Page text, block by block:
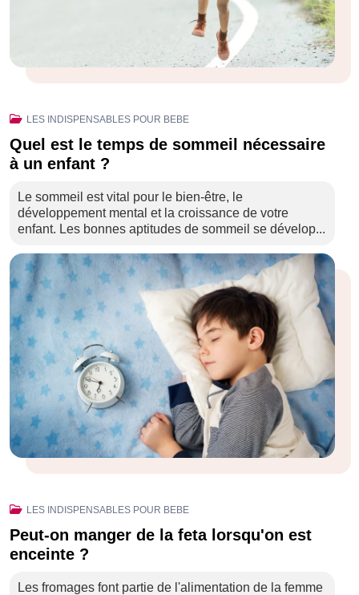
LES INDISPENSABLES POUR BEBE
Quel est le temps de sommeil nécessaire
à un enfant ?
Le sommeil est vital pour le bien-être, le
développement mental et la croissance de votre
enfant. Les bonnes aptitudes de sommeil se dévelop...
LES INDISPENSABLES POUR BEBE
Peut-on manger de la feta lorsqu'on est
enceinte ?
Les fromages font partie de l'alimentation de la femme